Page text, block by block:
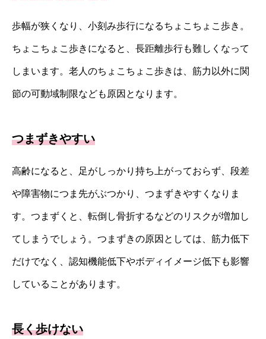
歩幅が狭くなり、小刻み歩行になるちょこちょこ歩き。
ちょこちょこ歩きになると、長距離歩行も難しくなって
しまいます。老人のちょこちょこ歩きは、筋力以外に関
節の可動域制限なども原因となります。
つまずきやすい
高齢になると、足がしっかり持ち上がっておらず、段差
や障害物につま先がぶつかり、つまずきやすくなりま
す。つまずくと、転倒し骨折するなどのリスクが増加し
てしまうでしょう。つまずきの原因としては、筋力低下
だけでなく、認知機能低下やボディイメージ低下も影響
していることがあります。
長く歩けない